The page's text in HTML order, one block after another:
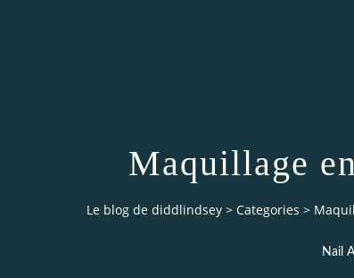
Maquillage
Le blog de diddlindsey > Categories >
Nail